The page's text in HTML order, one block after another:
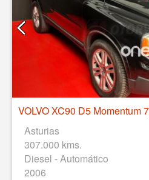
VOLVO XC90 D5 Momentum
Asturias
307.000 kms.
Diesel - Automático
2006